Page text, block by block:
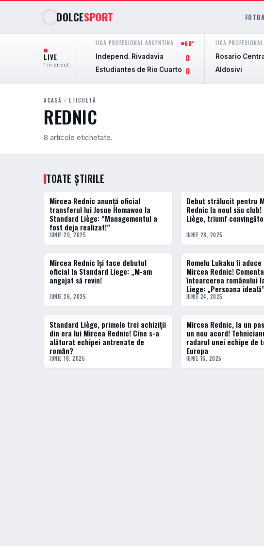
DOLCESPORT
LIVE
1 în direct
LIGA PROFESIONAL ARGENTINA 68'
Independ. Rivadavia 0
Estudiantes de Rio Cuarto 0
LIGA
Rosario
Aldosivi
ACASĂ › ETICHETĂ
REDNIC
8 articole etichetate.
TOATE ȘTIRILE
FOTBAL EXTERN
Mircea Rednic anunță oficial
transferul lui Josue Homawoo la
Standard Liège: “Managementul a
fost deja realizat!”
IUNIE 29, 2025
FOTBAL EXTERN
Debut strălucit pentru
Rednic la noul său
Liège, triumf
IUNIE 28, 2025
FOTBAL EXTERN
Mircea Rednic își face debutul
oficial la Standard Liege: „M-am
angajat să revin!
IUNIE 26, 2025
FOTBAL EXTERN
Romelu Lukaku îi
Mircea Rednic!
întoarcerea românului
Liege: „Persoana ideală”
IUNIE 24, 2025
FOTBAL EXTERN
Standard Liège, primele trei achiziții
din era lui Mircea Rednic! Cine s-a
alăturat echipei antrenate de
român?
IUNIE 18, 2025
FOTBAL EXTERN
Mircea Rednic, la un
un nou acord!
radarul unei echipe de
Europa
IUNIE 16, 2025